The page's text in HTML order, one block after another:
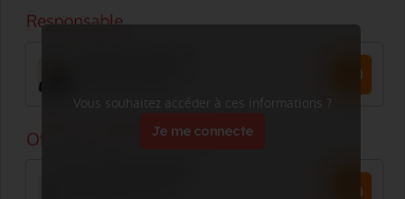
Vous souhaitez accéder à ces informations ?
Je me connecte